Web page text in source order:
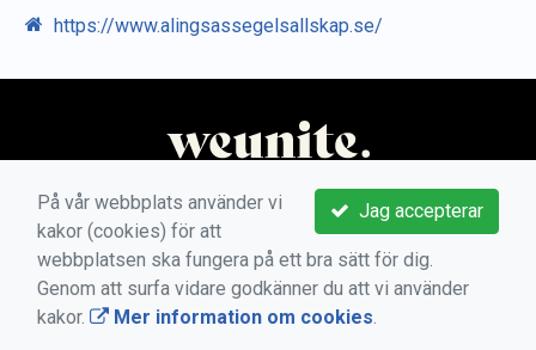
https://www.alingsassegelsallskap.se/
Jag accepterar
På vår webbplats använder vi
kakor (cookies) för att
webbplatsen ska fungera på ett bra sätt för dig.
Genom att surfa vidare godkänner du att vi använder
kakor.
Mer information om cookies.